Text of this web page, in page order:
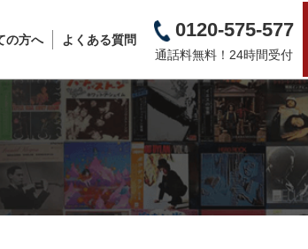
の方へ よくある質問 0120-575-577
通話料無料！24時間受付